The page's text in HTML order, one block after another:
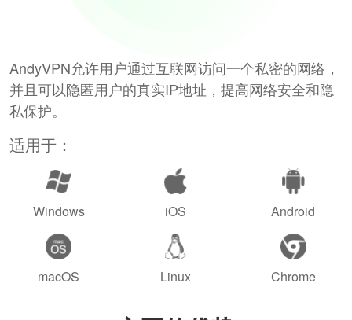
AndyVPN允许用户通过互联网访问一个私密的网络，
并且可以隐匿用户的真实IP地址，提高网络安全和隐
私保护。
适用于：
Windows iOS Android
macOS Linux Chrome